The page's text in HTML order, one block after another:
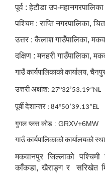
पूर्व : हेटौडा उप-
पश्चिम : राप्ति नगरपालिका,
उत्तर : कैलाश गाउँपालिका,
दक्षिण : मनहरी गाउँपालिका,
गाउँ कार्यपालिकाको कार्यालय,
उत्तरी अक्षांश: 27°32’53.19”NL
पूर्वी देशान्तर : 84°50’39.13”EL
गुगल प्लस कोड : GRXV+6MW
गाउँ कार्यपालिकाको
मकवानपुर जिल्लाको
काँकडा, खैराङ्ग र सरिखेत